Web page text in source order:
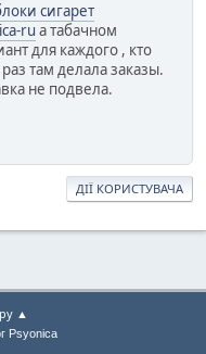
сигарет
ru а табачном
для каждого , кто
там делала заказы.
не подвела.
ДІЇ КОРИСТУВАЧА
▲
Psyonica